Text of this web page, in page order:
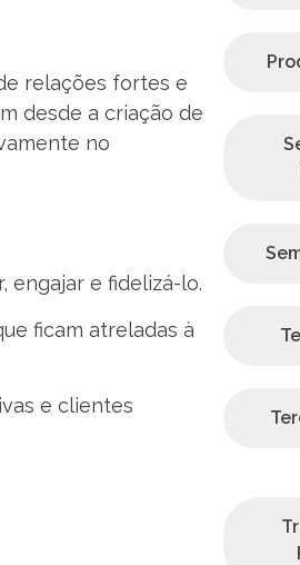
relações fortes e
desde a criação de
no
engajar e fidelizá-lo.
ficam atreladas à
e clientes